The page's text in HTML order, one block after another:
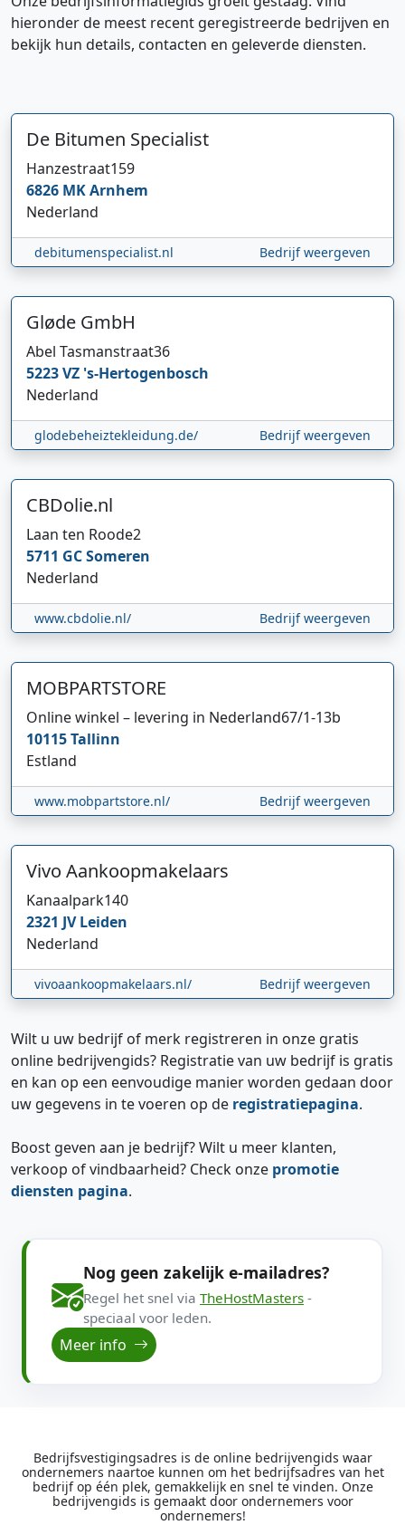
hieronder de meest recent geregistreerde bedrijven en
bekijk hun details, contacten en geleverde diensten.
De Bitumen Specialist
Hanzestraat159
6826 MKArnhem
Nederland
debitumenspecialist.nl Bedrijf weergeven
Gløde GmbH
Abel Tasmanstraat36
5223 VZ 's-Hertogenbosch
Nederland
glodebeheiztekleidung.de/ Bedrijf weergeven
CBDolie.nl
Laan ten Roode2
5711 GCSomeren
Nederland
www.cbdolie.nl/ Bedrijf weergeven
MOBPARTSTORE
Online winkel – levering in Nederland67/1-13b
10115Tallinn
Estland
www.mobpartstore.nl/ Bedrijf weergeven
Vivo Aankoopmakelaars
Kanaalpark140
2321 JVLeiden
Nederland
vivoaankoopmakelaars.nl/ Bedrijf weergeven
Wilt u uw bedrijf of merk registreren in onze gratis
online bedrijvengids? Registratie van uw bedrijf is gratis
en kan op een eenvoudige manier worden gedaan door
uw gegevens in te voeren op de registratiepagina.
Boost geven aan je bedrijf? Wilt u meer klanten,
verkoop of vindbaarheid? Check onze promotie
diensten pagina.
Nog geen zakelijk e-mailadres?
Regel het snel via TheHostMasters -
speciaal voor leden.
Meer info
Bedrijfsvestigingsadres is de online bedrijvengids waar
ondernemers naartoe kunnen om het bedrijfsadres van het
bedrijf op één plek, gemakkelijk en snel te vinden. Onze
bedrijvengids is gemaakt door ondernemers voor
ondernemers!